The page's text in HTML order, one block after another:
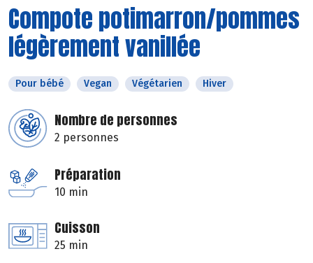
Compote potimarron/pommes
légèrement vanillée
Pour bébé Vegan Végétarien Hiver
Nombre de personnes
2 personnes
Préparation
10 min
Cuisson
25 min